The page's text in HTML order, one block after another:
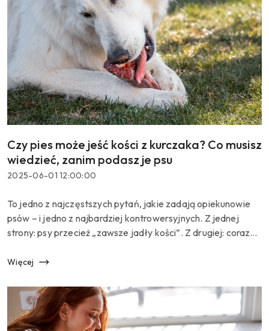
Tytuł
artykułu:
Czy pies może jeść kości z kurczaka? Co musisz
wiedzieć, zanim podasz je psu
Data
2025-06-01 12:00:00
Treść
artykułu:
To jedno z najczęstszych pytań, jakie zadają opiekunowie
psów – i jedno z najbardziej kontrowersyjnych. Z jednej
strony: psy przecież „zawsze jadły kości”. Z drugiej: coraz
his...
Więcej